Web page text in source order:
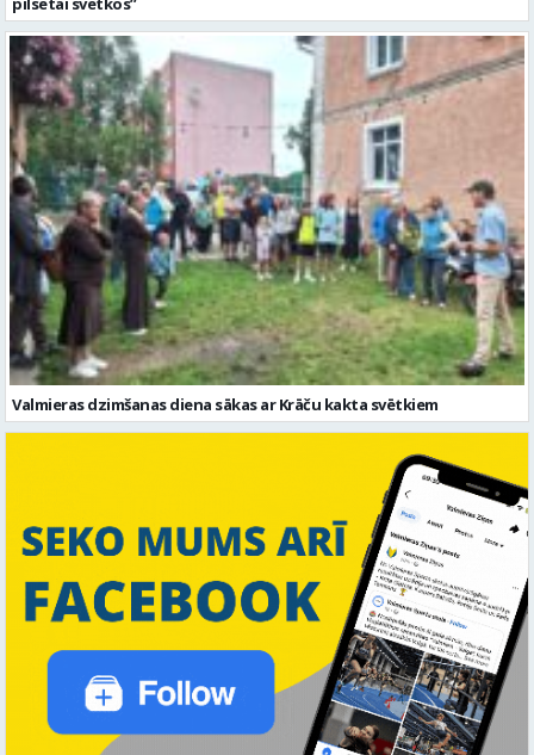
Valmieras dzimšanas diena sākas ar Krāču kakta svētkiem